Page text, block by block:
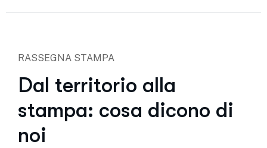
RASSEGNA STAMPA
Dal territorio alla
stampa: cosa dicono di
noi